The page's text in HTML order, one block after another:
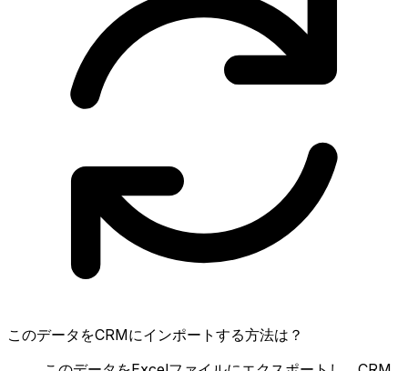
このデータをCRMにインポートする方法は？